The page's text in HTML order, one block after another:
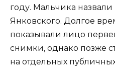
году. Мальчика
Янковского. Долгое
показывали лицо
снимки, однако позже
на отдельных